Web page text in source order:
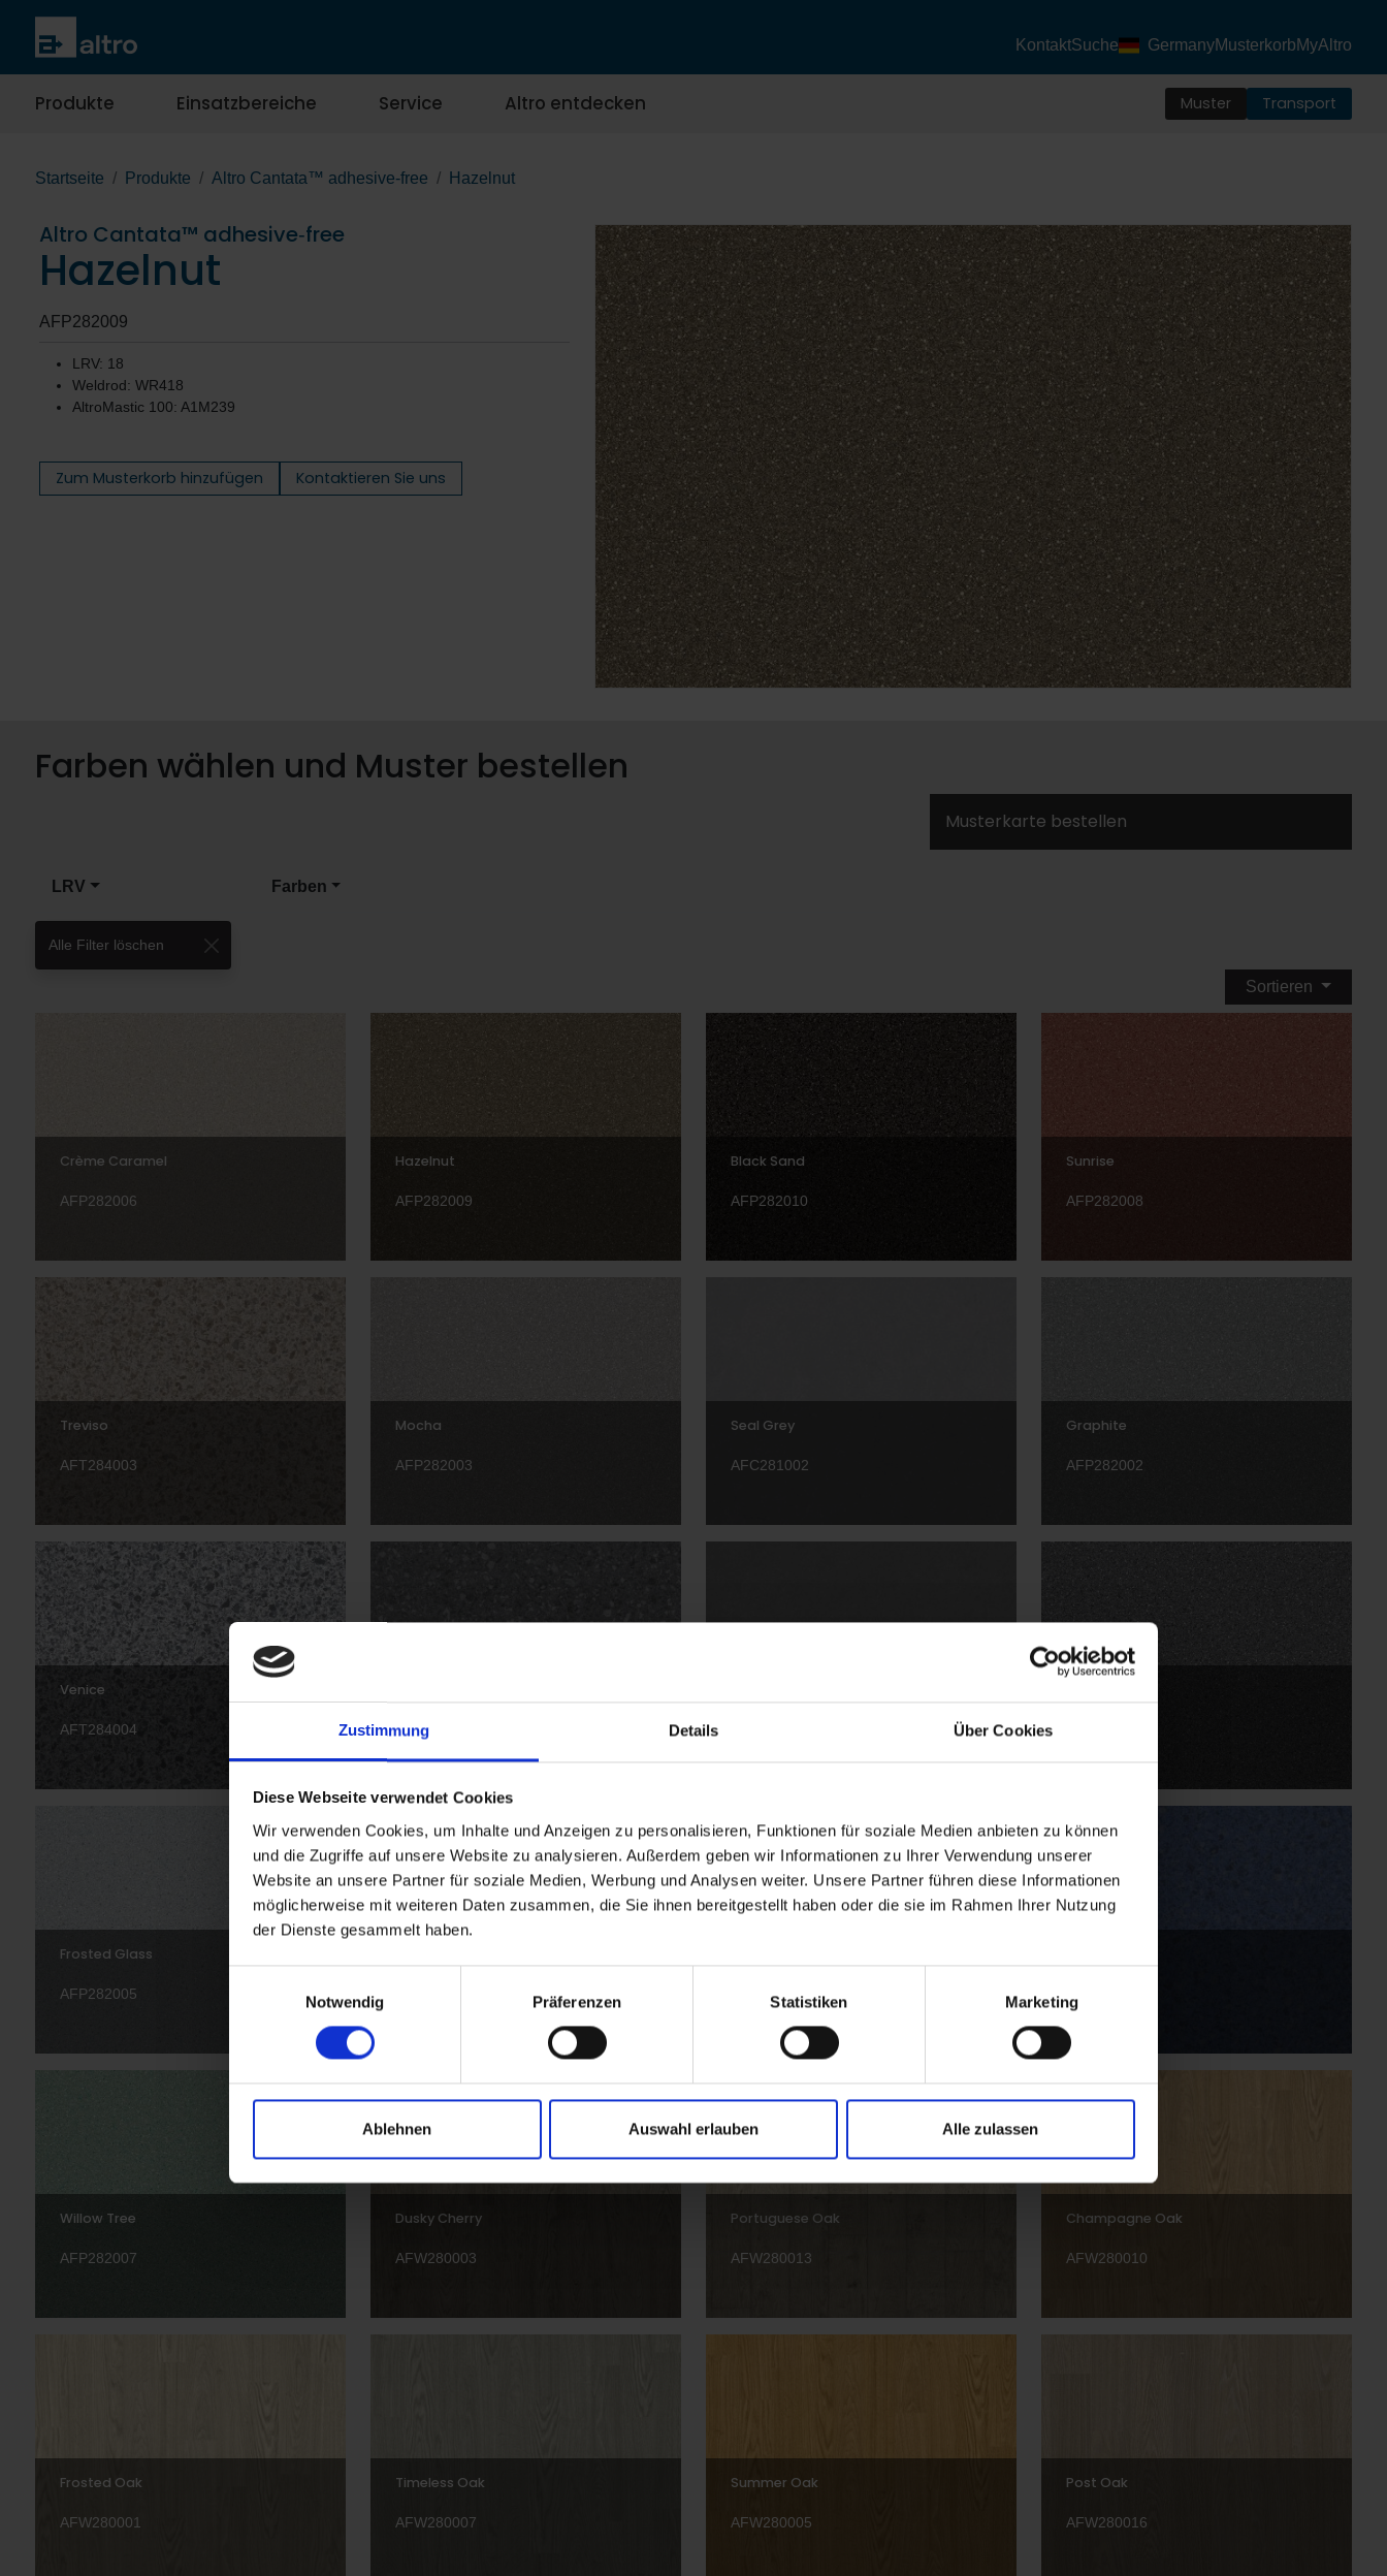
Zustimmung Details Über Cookies
Diese Webseite verwendet Cookies
Wir verwenden Cookies, um Inhalte und Anzeigen zu personalisieren, Funktionen für soziale Medien anbieten zu können
und die Zugriffe auf unsere Website zu analysieren. Außerdem geben wir Informationen zu Ihrer Verwendung unserer
Website an unsere Partner für soziale Medien, Werbung und Analysen weiter. Unsere Partner führen diese Informationen
möglicherweise mit weiteren Daten zusammen, die Sie ihnen bereitgestellt haben oder die sie im Rahmen Ihrer Nutzung
der Dienste gesammelt haben.
Notwendig
Präferenzen Statistiken Marketing
Ablehnen Auswahl erlauben Alle zulassen
KontaktSuche GermanyMusterkorbMyAltro
Produkte Einsatzbereiche Service Altro entdecken Muster Transport
Startseite Produkte Altro Cantata™ adhesive‐free Hazelnut
Altro Cantata™ adhesive‐free
Hazelnut
AFP282009
LRV: 18
Weldrod: WR418
AltroMastic 100: A1M239
Zum Musterkorb hinzufügen Kontaktieren Sie uns
Farben wählen und Muster bestellen
Musterkarte bestellen
LRV Farben
Alle Filter löschen
Sortieren
Crème Caramel
AFP282006
Hazelnut
AFP282009
Black Sand
AFP282010
Sunrise
AFP282008
Treviso
AFT284003
Mocha
AFP282003
Seal Grey
AFC281002
Graphite
AFP282002
Venice
AFT284004 AFT284001
Frosted Glass
AFP282005 AFP282004
Willow Tree
AFP282007
Dusky Cherry
AFW280003
Portuguese Oak
AFW280013
Champagne Oak
AFW280010
Frosted Oak
AFW280001
Timeless Oak
AFW280007
Summer Oak
AFW280005
Post Oak
AFW280016